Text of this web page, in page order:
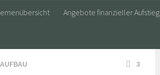
Angebote finanzieller Aufstieg
3